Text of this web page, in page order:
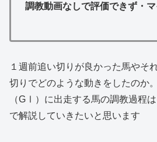
調教動画なしで評価できず・
１週前追い切りが良かった馬やそ
切りでどのような動きをしたのか
（GⅠ）に出走する馬の調教過程
で解説していきたいと思います